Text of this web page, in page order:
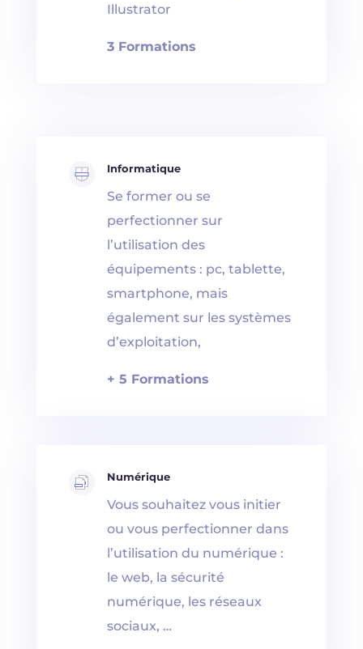
Illustrator
3 Formations
Informatique
Se former ou se
perfectionner sur
l’utilisation des
équipements : pc, tablette,
smartphone, mais
également sur les systèmes
d’exploitation,
+ 5 Formations
Numérique
Vous souhaitez vous initier
ou vous perfectionner dans
l’utilisation du numérique :
le web, la sécurité
numérique, les réseaux
sociaux, …